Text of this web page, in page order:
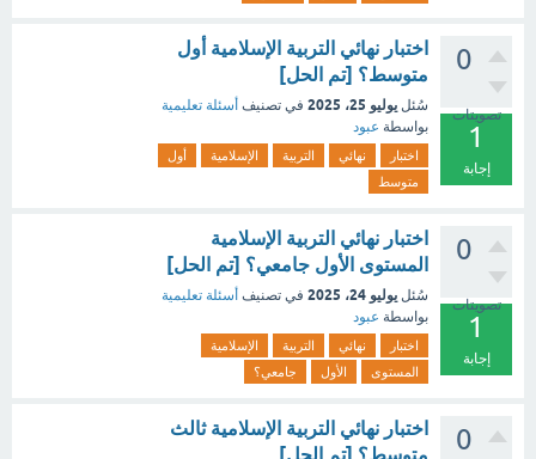
0
تصويتات
1
إجابة
اختبار نهائي التربية الإسلامية أول
متوسط؟ [تم الحل]
سُئل يوليو 25، 2025 في تصنيف أسئلة تعليمية
بواسطة عبود
اختبار نهائي التربية الإسلامية
أول
متوسط
0
تصويتات
1
إجابة
اختبار نهائي التربية الإسلامية
المستوى الأول جامعي؟ [تم الحل]
سُئل يوليو 24، 2025 في تصنيف أسئلة تعليمية
بواسطة عبود
اختبار نهائي التربية
الإسلامية
المستوى
الأول جامعي؟
0
اختبار نهائي التربية الإسلامية ثالث